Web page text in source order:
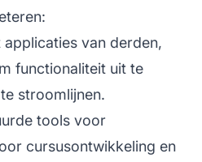
applicaties van derden,
functionaliteit uit te
stroomlijnen.
tools voor
cursusontwikkeling en